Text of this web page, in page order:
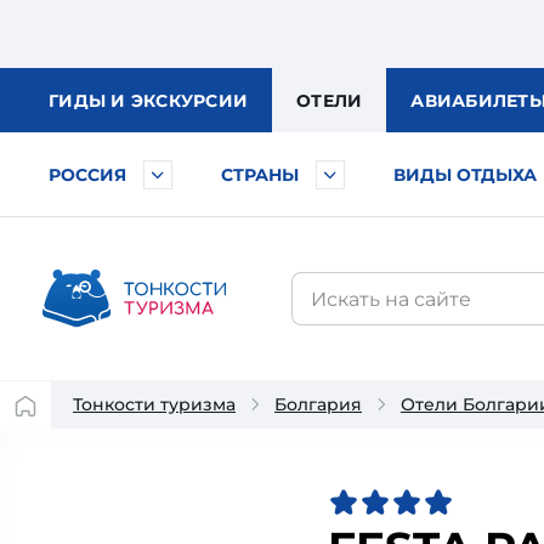
ГИДЫ И ЭКСКУРСИИ ОТЕЛИ АВИА
РОССИЯ СТРАНЫ ВИДЫ ОТДЫХА
Тонкости туризма Болгария Отели